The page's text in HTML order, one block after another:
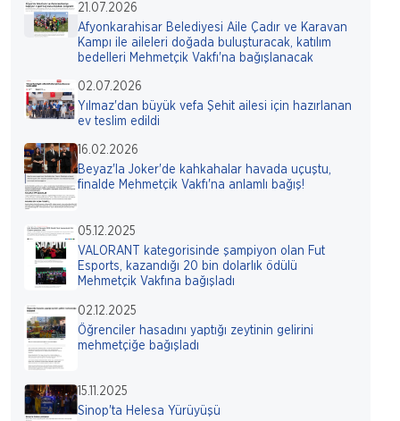
21.07.2026
Afyonkarahisar Belediyesi Aile Çadır ve Karavan
Kampı ile aileleri doğada buluşturacak, katılım
bedelleri Mehmetçik Vakfı'na bağışlanacak
02.07.2026
Yılmaz'dan büyük vefa Şehit ailesi için hazırlanan
ev teslim edildi
16.02.2026
Beyaz'la Joker'de kahkahalar havada uçuştu,
finalde Mehmetçik Vakfı'na anlamlı bağış!
05.12.2025
VALORANT kategorisinde şampiyon olan Fut
Esports, kazandığı 20 bin dolarlık ödülü
Mehmetçik Vakfına bağışladı
02.12.2025
Öğrenciler hasadını yaptığı zeytinin gelirini
mehmetçiğe bağışladı
15.11.2025
Sinop'ta Helesa Yürüyüşü